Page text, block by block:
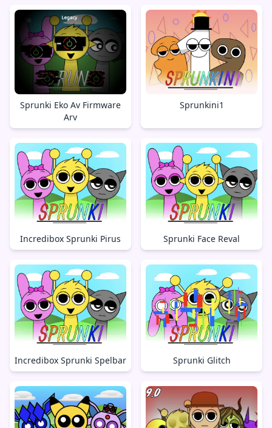
Sprunki Eko Av Firmware
Arv
Sprunkini1
Incredibox Sprunki Pirus Sprunki Face Reval
Incredibox Sprunki Spelbar Sprunki Glitch